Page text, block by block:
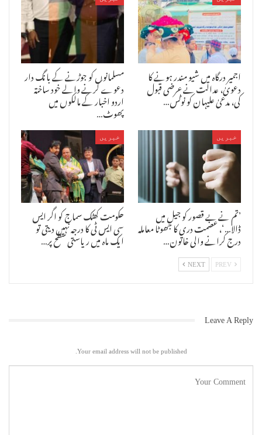
اور اسے دیکھنے کے لیے کہتے ہیں، ان پر جرمانہ عائد کیا جاتا ہے،‘‘
راوت نے ایک قدم آگے بڑھاتے ہوئے الزام لگایا کہ بھارتیہ جنتا پارٹی
کے کتنے لیڈروں نے بھی اس طرح کی مشکوک ڈگریاں حاصل کی ہیں_ اور اسے
ملک کے لیے سنگین تشویش کا معاملہ قرار دیا۔
اجمیر درگاہ میں شیو مندر ہونے کا
دعویٰ، عدالت نے عرضی قبول
کی، مدعیٰ علیہان کو نوٹس…
مسلمانوں کو جوڑنے کے بانگ دار
دعوے کرنے والے خود ساختہ
اردو اخبار کے مالکوں میں
پھوٹ…
خبریں
’تم نے بے قصور کو جیل میں
ڈالا…‘، عصمت دری کا جھوٹا معاملہ
درج کرانے والی خاتون…
خبریں
حکومت کھٹک سماج کو اگر ایس
سی ایس ٹی کا درجہ نہیں دیتی تو
ایک ماہ میں ریاستی سطح پر…
NEXT
Leave A Reply
Your email address will not be published.